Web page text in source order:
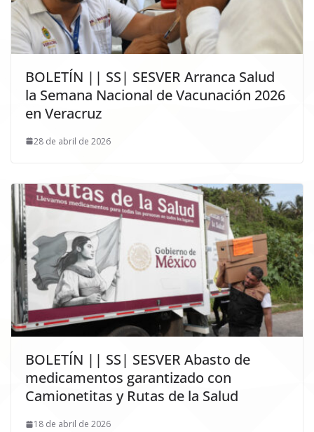
BOLETÍN || SS| SESVER Arranca Salud
la Semana Nacional de Vacunación 2026
en Veracruz
28 de abril de 2026
BOLETÍN || SS| SESVER Abasto de
medicamentos garantizado con
Camionetitas y Rutas de la Salud
18 de abril de 2026